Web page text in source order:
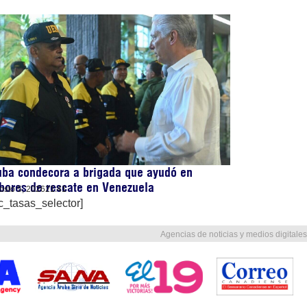
condecora a brigada que ayudó en
de rescate en Venezuela
5, 202621:41
Agencias de noticias y medios digitales